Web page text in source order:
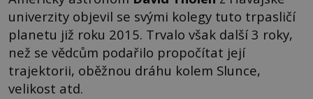
univerzity objevil se svými kolegy tuto trpasličí
planetu již roku 2015. Trvalo však další 3 roky,
než se vědcům podařilo propočítat její
trajektorii, oběžnou dráhu kolem Slunce,
velikost atd.